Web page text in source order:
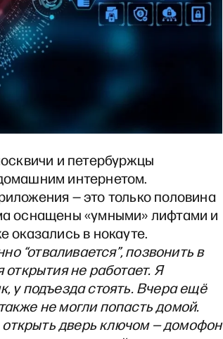
и петербуржцы
интернетом.
— это только половина
оснащены «умными» лифтами и
оказались в нокауте.
“отваливается”, позвонить в
открытия не работает. Я
у подъезда стоять. Вчера ещё
не могли попасть домой.
дверь ключом — домофон